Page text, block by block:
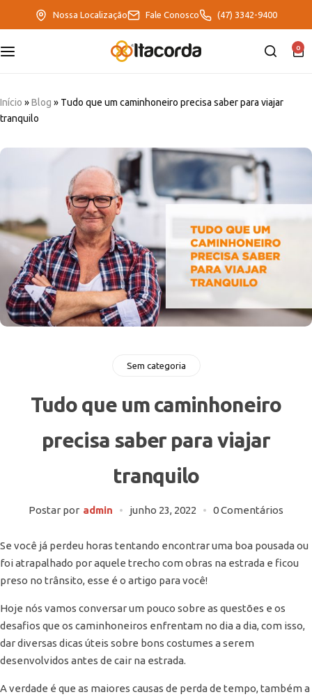
Nossa Localização Fale Conosco (47) 3342-9400
0
Início »Blog » Tudo que um caminhoneiro precisa saber para viajar
tranquilo
Sem categoria
Tudo que um caminhoneiro
precisa saber para viajar
tranquilo
Postar por admin junho 23, 2022 0 Comentários
Se você já perdeu horas tentando encontrar uma boa pousada ou
foi atrapalhado por aquele trecho com obras na estrada e ficou
preso no trânsito, esse é o artigo para você!
Hoje nós vamos conversar um pouco sobre as questões e os
desafios que os caminhoneiros enfrentam no dia a dia, com isso,
dar diversas dicas úteis sobre bons costumes a serem
desenvolvidos antes de cair na estrada.
A verdade é que as maiores causas de perda de tempo, também a